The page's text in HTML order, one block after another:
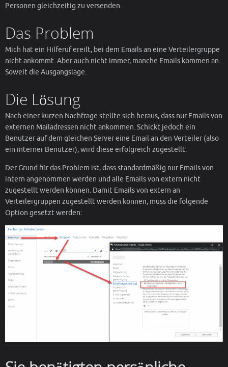
Personen gleichzeitig zu versenden.
Das Problem
Mich hat ein Hilferuf ereilt, bei dem Emails an eine Verteilergruppe
nicht ankommt. Aber auch nicht immer, manche Emails kommen an.
Soweit die Ausgangslage.
Die Lösung
Nach einer kurzen Nachfrage stellte sich heraus, dass nur Emails von
externen Mailadressen nicht ankommen. Schickt jedoch ein
Benutzer auf dem gleichen Server eine Email an den Verteiler (also
ein interner Benutzer), wird diese erfolgreich zugestellt.
Der Grund für das Problem ist, dass standardmäßig nur Emails von
intern angenommen werden und alle Emails von extern nicht
zugestellt werden können. Damit Emails von extern an
Verteilergruppen zugestellt werden können, muss die folgende
Option gesetzt werden: